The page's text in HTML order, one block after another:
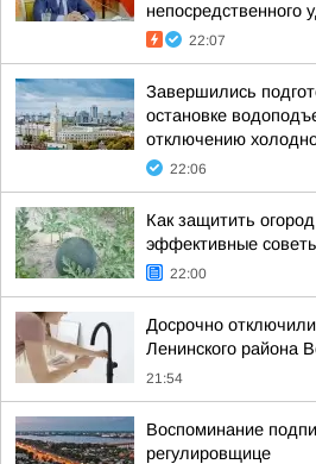
непосредственного
22:07
Завершились
остановке
отключению
22:06
Как защитить
эффективные
22:00
Досрочно
Ленинского района
21:54
Воспоминание
регулировщице